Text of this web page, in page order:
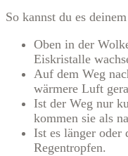
So kannst du es
Oben in der
Eiskristalle
Auf dem Weg
wärmere Luft
Ist der Weg nur
kommen sie als
Ist es länger oder
Regentropfen.